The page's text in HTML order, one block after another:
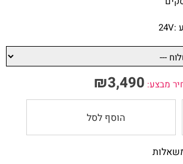
:
24V
מבצע: ₪3,490
הוסף לסל